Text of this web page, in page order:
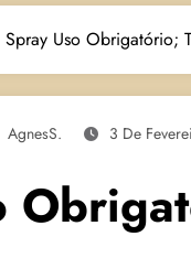
Spray Uso Obrigatório;
AgnesS. 3 De